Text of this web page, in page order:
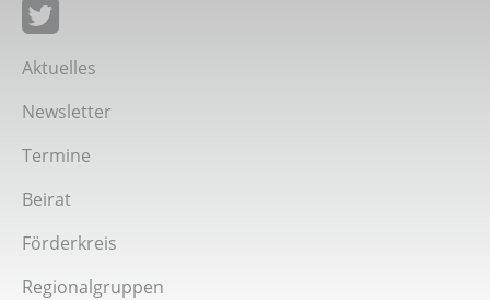
Giordano-Bruno-Stiftung auf Facebook
Giordano-Bruno-Stiftung bei Twitter
Aktuelles
Newsletter
Termine
Beirat
Förderkreis
Regionalgruppen